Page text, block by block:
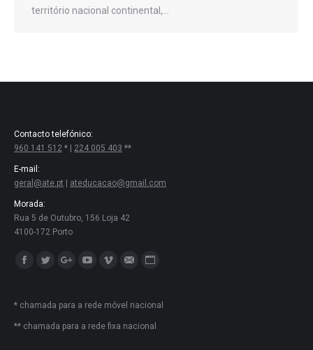
território nacional continental,…
Contacto telefónico:
960 141 512 * | 224 005 403 **
E-mail:
geral@ate.pt | ateducacao@gmail.com
Morada:
Rua 5 de Outubro, 156 Loja 42
4100-172 Porto
Encontre-nos em:
* chamada para a rede móvel nacional
** chamada para a rede fixa nacional